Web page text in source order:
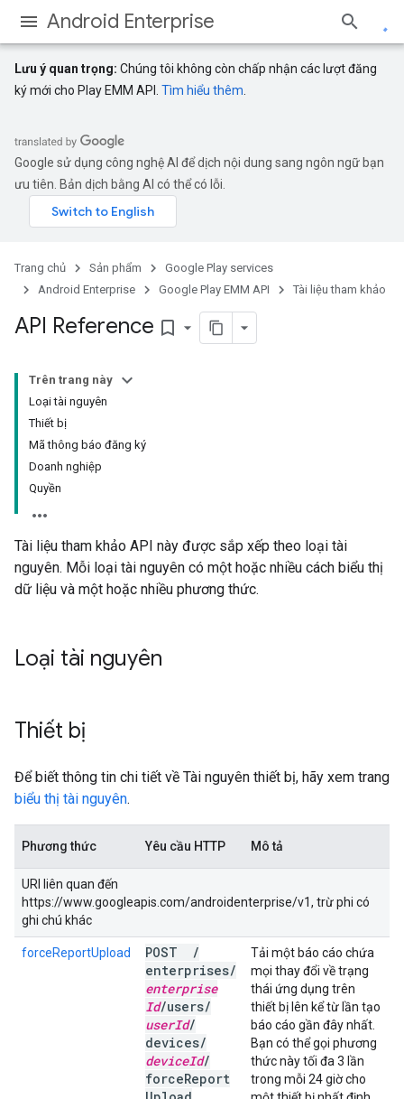
Android Enterprise
Lưu ý quan trọng: Chúng tôi không còn chấp nhận các lượt đăng
ký mới cho Play EMM API. Tìm hiểu thêm
Google sử dụng công nghệ AI để dịch nội dung sang ngôn ngữ bạn
ưu tiên. Bản dịch bằng AI có thể có lỗi.
Trang chủ Sản phẩm
Google Play services
Android Enterprise
Google Play EMM API Tài liệu tham khảo
API Reference bookmark_border
Trên trang này
Loại tài nguyên
Thiết bị
Mã thông báo đăng ký
Doanh nghiệp
Quyền
Tài liệu tham khảo API này được sắp xếp theo loại tài
nguyên. Mỗi loại tài nguyên có một hoặc nhiều cách biểu thị
dữ liệu và một hoặc nhiều phương thức.
Loại tài nguyên
Thiết bị
Để biết thông tin chi tiết về Tài nguyên thiết bị, hãy xem trang
biểu thị tài nguyên.
Phương thức Yêu cầu HTTP Mô tả
URI liên quan đến
https://www.googleapis.com/androidenterprise/v1, trừ phi có
ghi chú khác
forceReportUpload POST
/
enterprises/
enterprise
Id/users/
userId/
devices/
deviceId/
forceReport
Tải một báo cáo chứa
mọi thay đổi về trạng
thái ứng dụng trên
thiết bị lên kể từ lần tạo
báo cáo gần đây nhất.
Bạn có thể gọi phương
thức này tối đa 3 lần
trong mỗi 24 giờ cho